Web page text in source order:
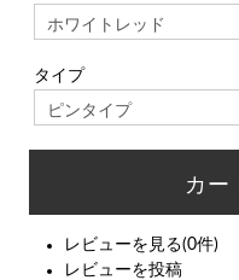
タイプ
レビューを見る(0件)
レビューを投稿